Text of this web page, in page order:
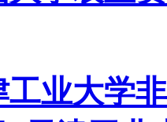
工业大学